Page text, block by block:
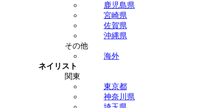
鹿児島県
宮崎県
佐賀県
沖縄県
その他
海外
ネイリスト
関東
東京都
神奈川県